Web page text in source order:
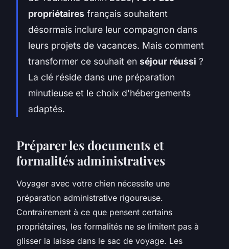
propriétaires français souhaitent
désormais inclure leur compagnon dans
leurs projets de vacances. Mais comment
transformer ce souhait en séjour réussi ?
La clé réside dans une préparation
minutieuse et le choix d'hébergements
adaptés.
Préparer les documents et
formalités administratives
Voyager avec votre chien nécessite une
préparation administrative rigoureuse.
Contrairement à ce que pensent certains
propriétaires, les formalités ne se limitent pas à
glisser la laisse dans le sac de voyage. Les